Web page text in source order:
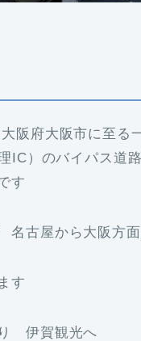
阪府大阪市に至
IC）のバイパス道
す
名古屋から大阪方
す
伊賀観光へ